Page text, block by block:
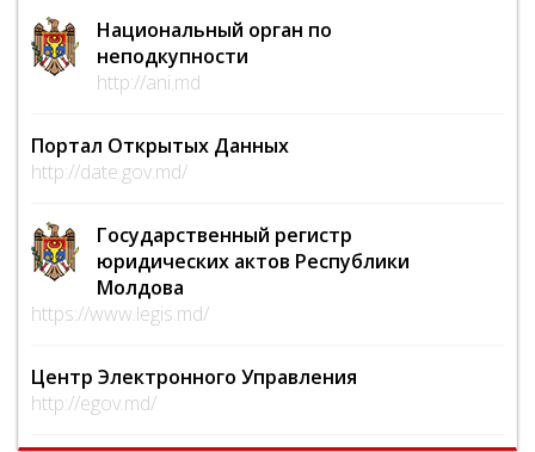
Национальный орган по
неподкупности
http://ani.md
Портал Открытых Данных
http://date.gov.md/
Государственный регистр
юридических актов Республики
Молдова
https://www.legis.md/
Центр Электронного Управления
http://egov.md/